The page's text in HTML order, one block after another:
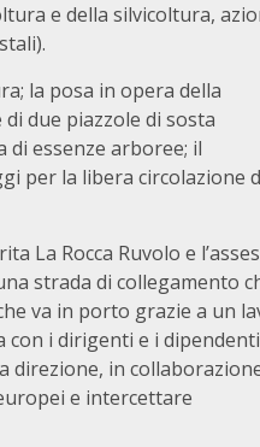
e della silvicoltura,
la posa in opera della
due piazzole di sosta
essenze arboree; il
per la libera circolazione
La Rocca Ruvolo e
strada di collegamento
va in porto grazie a un
con i dirigenti e i dipendenti
direzione, in
e intercettare